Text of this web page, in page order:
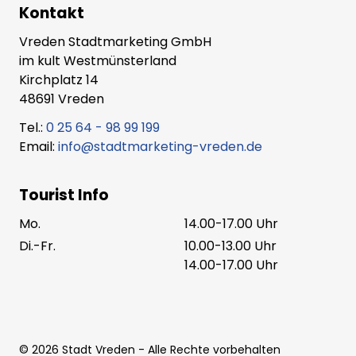
Kontakt
Vreden Stadtmarketing GmbH
im kult Westmünsterland
Kirchplatz 14
48691 Vreden
Tel.: 0 25 64 - 98 99 199
Email: info@stadtmarketing-vreden.de
Tourist Info
Mo.
14.00-17.00 Uhr
Di.-Fr.
10.00-13.00 Uhr
14.00-17.00 Uhr
© 2026 Stadt Vreden - Alle Rechte vorbehalten